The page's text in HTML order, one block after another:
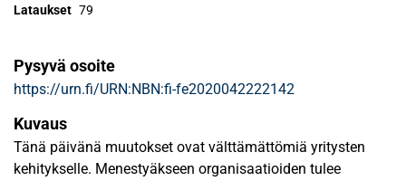
Lataukset 79
Pysyvä osoite
https://urn.fi/URN:NBN:fi-fe2020042222142
Kuvaus
Tänä päivänä muutokset ovat välttämättömiä yritysten
kehitykselle. Menestyäkseen organisaatioiden tulee